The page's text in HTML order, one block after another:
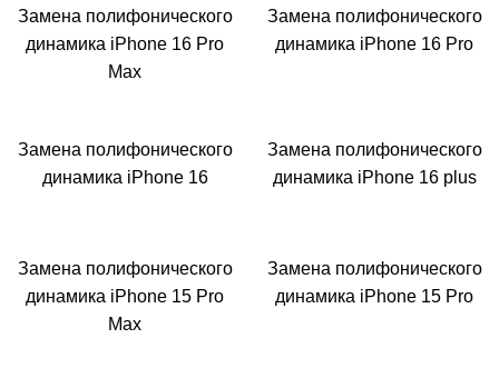
Замена полифонического
динамика iPhone 16 Pro
Max
Замена полифонического
динамика iPhone 16 Pro
Замена полифонического
динамика iPhone 16
Замена полифонического
динамика iPhone 16 plus
Замена полифонического
динамика iPhone 15 Pro
Max
Замена полифонического
динамика iPhone 15 Pro